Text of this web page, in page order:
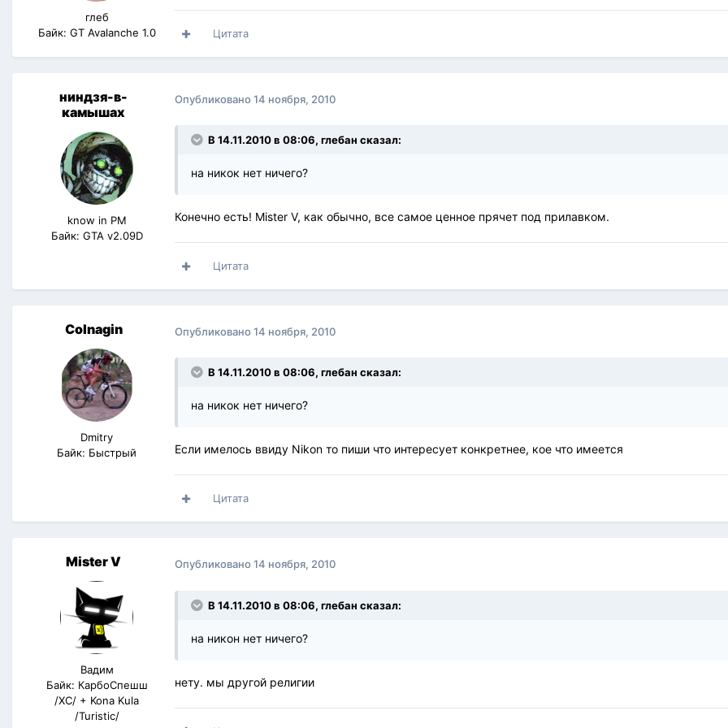
глеб
Байк: GT Avalanche 1.0
Цитата
ниндзя-в-
камышах
know in PM
Байк: GTA v2.09D
Опубликовано14 ноября, 2010
В 14.11.2010 в 08:06, глебан сказал:
на никок нет ничего?
Конечно есть! Mister V, как обычно, все самое ценное прячет под прилавком.
Цитата
Colnagin
Dmitry
Байк: Быстрый
Опубликовано14 ноября, 2010
В 14.11.2010 в 08:06, глебан сказал:
на никок нет ничего?
Если имелось ввиду Nikon то пиши что интересует конкретнее, кое что имеется
Цитата
Mister V
Вадим
Байк: КарбоСпешш
/XC/ + Kona Kula
/Turistic/
Опубликовано14 ноября, 2010
В 14.11.2010 в 08:06, глебан сказал:
на никон нет ничего?
нету. мы другой религии